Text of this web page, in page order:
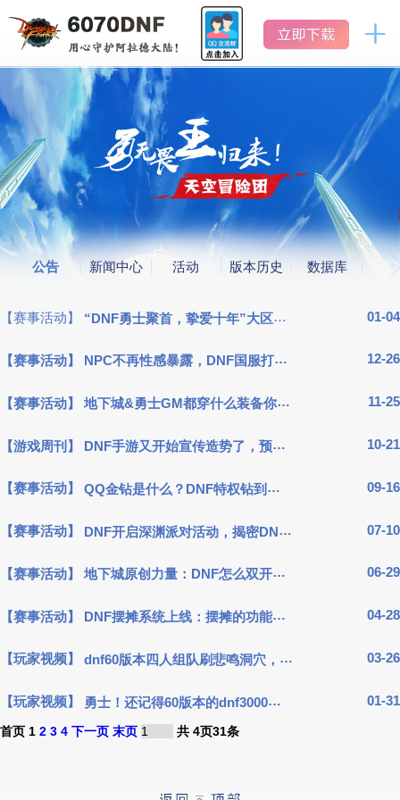
DNF
怀
旧
服
地
城
与
士
怀
旧
服
地
下
城
与
勇
士
怀
旧
服
新闻中心
公告
活动
数据库
游戏攻略
公告 新闻中心 活动 版本历史 数据库
【赛事活动】 “DNF勇士聚首，挚爱十年”大区PK赛，我天生爱赢！... 01-04
【赛事活动】 NPC不再性感暴露，DNF国服打出“河蟹牌”... 12-26
【赛事活动】 地下城&勇士GM都穿什么装备你知道吗？... 11-25
【游戏周刊】 DNF手游又开始宣传造势了，预计明年4月份与韩服手... 10-21
【赛事活动】 QQ金钻是什么？DNF特权钻到底是黑钻还是金钻？... 09-16
【赛事活动】 DNF开启深渊派对活动，揭密DNF国服“Hell”模式... 07-10
【赛事活动】 地下城原创力量：DNF怎么双开客户端？来我教教你用... 06-29
【赛事活动】 DNF摆摊系统上线：摆摊的功能通过驴子来实现？... 04-28
【玩家视频】 dnf60版本四人组队刷悲鸣洞穴，通关耗时5分32秒95<... 03-26
【玩家视频】 勇士！还记得60版本的dnf3000带一把僵尸王图的日子吗？... 01-31
首页 1 2 3 4 下一页 末页 共 4页31条